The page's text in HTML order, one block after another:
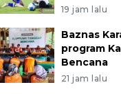
19 jam lalu
Baznas
program
Bencana
21 jam lalu